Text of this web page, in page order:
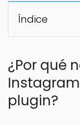
Índice
¿Por qué
plugin?